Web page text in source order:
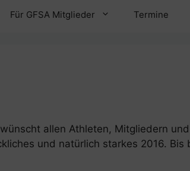
Für GFSA Mitglieder Termine
allen Athleten, Mitgliedern und
und natürlich starkes 2016. Bis